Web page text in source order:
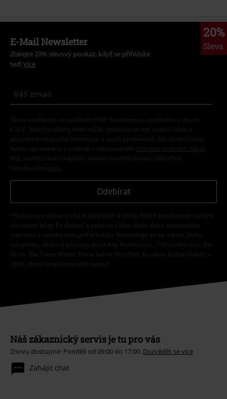
20%
Sleva
E-Mail Newsletter
Získejte 20% slevový poukaz, když se přihlásíte
teď! Více
Tímto souhlasím se zasíláním EMP Newslettru a souhlasím s tím, že
E.M.P. Merchandising mbH může zpracovávat mé osobní údaje a
pravidelně mi posílat informace o svých produktech. Mé osobní údaje
budou zpracovány v souladu s ustanoveními
Ochrana osobních údajů
Můj souhlas mohu kdykoliv odvolat na odhlašovací odkaz/link.
Unsubscribe here
Odebírat
*Platí pouze online a kód je platný jen 4 týdny. Nelze kombinovat s jinými
slevovými kódy. Po vložení a potvrzení kódu bude sleva automaticky
odečtena z vašeho nákupního košíku. Nevztahuje se na média, knihy,
vstupenky, dárkové poukazy, produkty: Rammstein, (Till) Lindemann, Die
Ärzte, Die Toten Hosen, Feine Sahne Fischfilet, Broilers, Böhse Onkelz a
zboží, jehož koupí podpoříte nadaci.
Náš zákaznický servis je tu pro vás
Znovu dostupné: Pondělí od 09:00 do 17:00. Dozvědět se více
Zahájit chat